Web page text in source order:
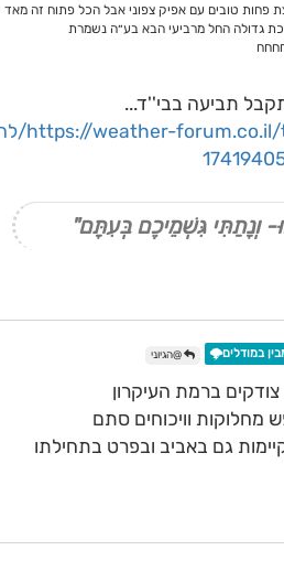
פחות טובים עם אפיק צפוני אבל הכל פתוח זה מאד
גדולה החל מרביעי הבא בע״ה נשמרת
תביעה בבי''ד...
וְנָתַתִּי גִּשְׁמֵיכֶם בְּעִתָּם"
במודלים🌩️ @הגיוני
ברמת העיקרון
מחלוקות וויכוחים סתם
גם באביב ובפרט בתחילתו